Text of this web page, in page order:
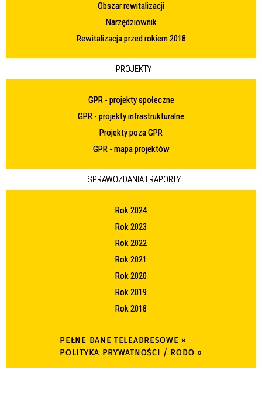
Obszar rewitalizacji
Narzędziownik
Rewitalizacja przed rokiem 2018
PROJEKTY
GPR - projekty społeczne
GPR - projekty infrastrukturalne
Projekty poza GPR
GPR - mapa projektów
SPRAWOZDANIA I RAPORTY
Rok 2024
Rok 2023
Rok 2022
Rok 2021
Rok 2020
Rok 2019
Rok 2018
PEŁNE DANE TELEADRESOWE »
POLITYKA PRYWATNOŚCI / RODO »